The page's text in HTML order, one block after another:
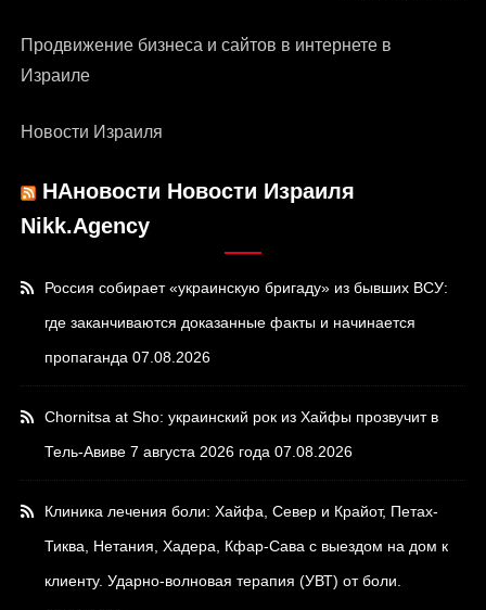
Продвижение бизнеса и сайтов в интернете в
Израиле
Новости Израиля
НАновости Новости Израиля
Nikk.Agency
Россия собирает «украинскую бригаду» из бывших ВСУ:
где заканчиваются доказанные факты и начинается
пропаганда 07.08.2026
Chornitsa at Sho: украинский рок из Хайфы прозвучит в
Тель-Авиве 7 августа 2026 года 07.08.2026
Клиника лечения боли: Хайфа, Север и Крайот, Петах-
Тиква, Нетания, Хадера, Кфар-Сава с выездом на дом к
клиенту. Ударно-волновая терапия (УВТ) от боли.